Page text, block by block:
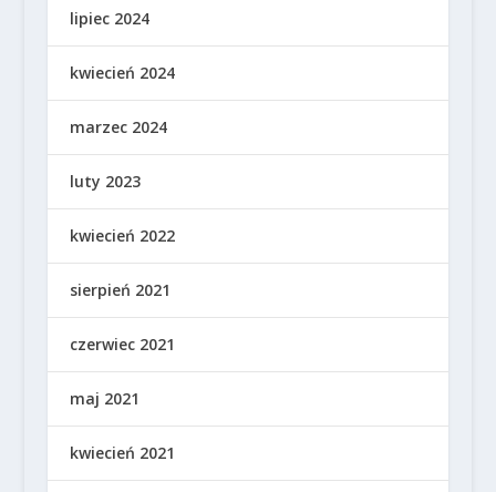
lipiec 2024
kwiecień 2024
marzec 2024
luty 2023
kwiecień 2022
sierpień 2021
czerwiec 2021
maj 2021
kwiecień 2021